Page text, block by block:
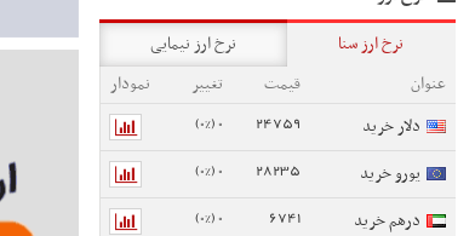
نرخ ارز سنا
نرخ ارز نیمایی
عنوان
قیمت تغییر
نمودار
دلار خرید
24759
0 (0%)
یورو خرید 28235
0 (0%)
درهم خرید 6741
0 (0%)